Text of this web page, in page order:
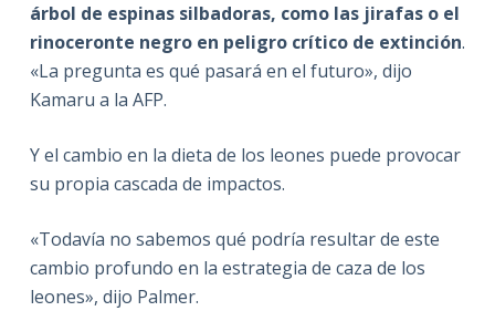
árbol de espinas silbadoras, como las jirafas o el
rinoceronte negro en peligro crítico de extinción.
«La pregunta es qué pasará en el futuro», dijo
Kamaru a la AFP.
Y el cambio en la dieta de los leones puede provocar
su propia cascada de impactos.
«Todavía no sabemos qué podría resultar de este
cambio profundo en la estrategia de caza de los
leones», dijo Palmer.